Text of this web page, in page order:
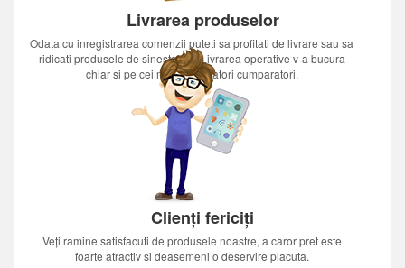
Livrarea produselor
Odata cu inregistrarea comenzii puteti sa profitati de livrare sau sa
ridicati produsele de sinestatator.Livrarea operative v-a bucura
chiar si pe cei mai nerabdatori cumparatori.
Clienți fericiți
Veți ramine satisfacuti de produsele noastre, a caror pret este
foarte atractiv si deasemeni o deservire placuta.